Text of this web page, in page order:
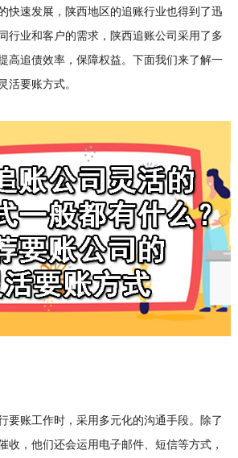
速发展，陕西地区的追账行业也得到了迅
行业和客户的需求，陕西追账公司采用了多
高追债效率，保障权益。下面我们来了解一
活要账方式。
账工作时，采用多元化的沟通手段。除了
收，他们还会运用电子邮件、短信等方式，